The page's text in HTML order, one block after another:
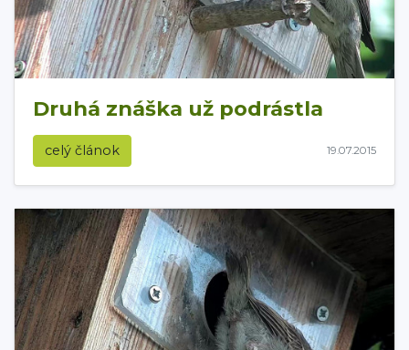
Druhá znáška už podrástla
celý článok 19.07.2015